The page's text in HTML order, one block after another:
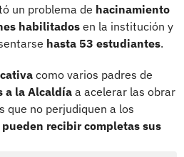
un problema de hacinamiento
habilitados en la institución y
hasta 53 estudiantes.
como varios padres de
a la Alcaldía a acelerar las obrar
que no perjudiquen a los
recibir completas sus